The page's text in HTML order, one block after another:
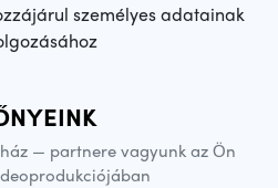
személyes adatainak
— partnere vagyunk az Ön